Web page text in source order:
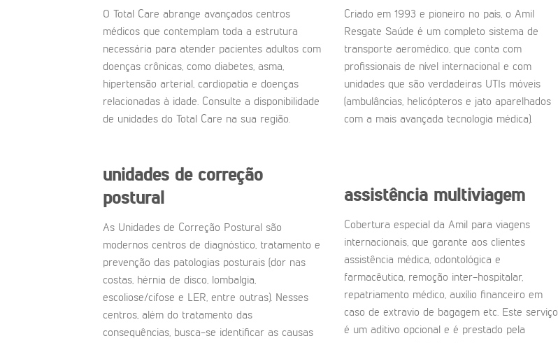
O Total Care abrange avançados centros
médicos que contemplam toda a estrutura
necessária para atender pacientes adultos com
doenças crônicas, como diabetes, asma,
hipertensão arterial, cardiopatia e doenças
relacionadas à idade. Consulte a disponibilidade
de unidades do Total Care na sua região.
Criado em 1993 e pioneiro no país, o Amil
Resgate Saúde é um completo sistema de
transporte aeromédico, que conta com
profissionais de nível internacional e com
unidades que são verdadeiras UTIs móveis
(ambulâncias, helicópteros e jato aparelhados
com a mais avançada tecnologia médica).
unidades de correção
postural
As Unidades de Correção Postural são
modernos centros de diagnóstico, tratamento e
prevenção das patologias posturais (dor nas
costas, hérnia de disco, lombalgia,
escoliose/cifose e LER, entre outras). Nesses
centros, além do tratamento das
consequências, busca-se identificar as causas
assistência multiviagem
Cobertura especial da Amil para viagens
internacionais, que garante aos clientes
assistência médica, odontológica e
farmacêutica, remoção inter-hospitalar,
repatriamento médico, auxílio financeiro em
caso de extravio de bagagem etc. Este serviço
é um aditivo opcional e é prestado pela